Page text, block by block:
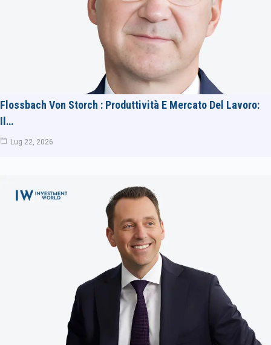
Flossbach Von Storch : Produttività E Mercato Del Lavoro:
Il…
Lug 22, 2026